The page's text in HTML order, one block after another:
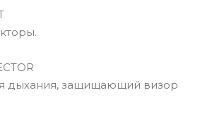
дыхания, защищающий визор